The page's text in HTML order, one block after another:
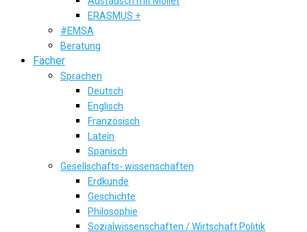
ERASMUS +
#EMSA
Beratung
Fächer
Sprachen
Deutsch
Englisch
Französisch
Latein
Spanisch
Gesellschafts- wissenschaften
Erdkunde
Geschichte
Philosophie
Sozialwissenschaften / Wirtschaft Politik